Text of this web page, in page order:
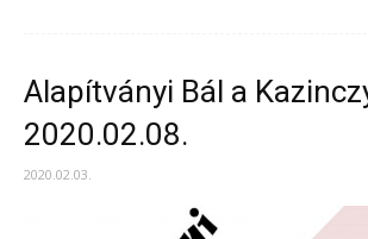
Alapítványi Bál a
2020.02.08.
2020.02.03.